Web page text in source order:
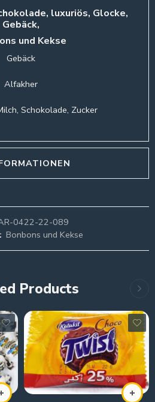
luxuriös, Glocke,
Gebäck,
und Kekse
Gebäck
Alfakher
Schokolade, Zucker
0422-22-089
Bonbons und Kekse
Products